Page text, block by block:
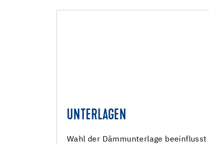
UNTERLAGEN
Wahl der Dämmunterlage beeinflusst
Dämm- und Verlegeunterlagen